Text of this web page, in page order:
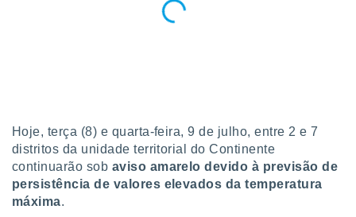
a
Hoje, terça (8) e quarta-feira, 9 de julho, entre 2 e 7
distritos da unidade territorial do Continente
continuarão sob aviso amarelo devido à previsão de
persistência de valores elevados da temperatura
máxima.